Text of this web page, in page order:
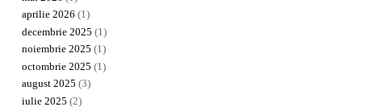
aprilie 2026 (1)
decembrie 2025 (1)
noiembrie 2025 (1)
octombrie 2025 (1)
august 2025 (3)
iulie 2025 (2)